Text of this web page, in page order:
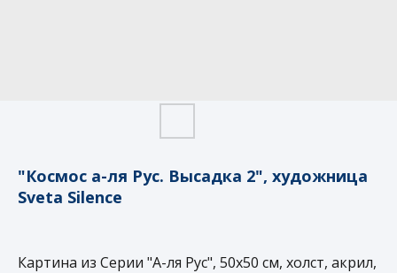
"Космос а-ля Рус. Высадка 2", художница
Sveta Silence
Картина из Серии "А-ля Рус", 50х50 см, холст, акрил,